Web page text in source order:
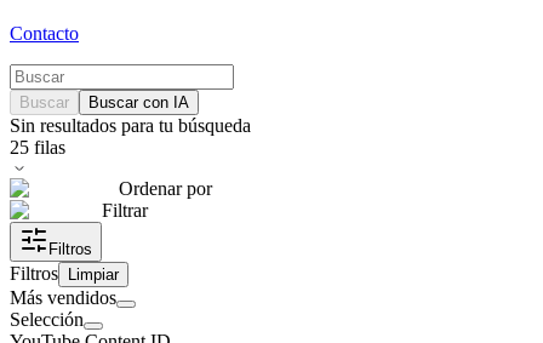
Contacto
Buscar Buscar con IA
Sin resultados para tu búsqueda
25 filas
Ordenar por
Filtrar
Filtros
Filtros Limpiar
Más vendidos
Selección